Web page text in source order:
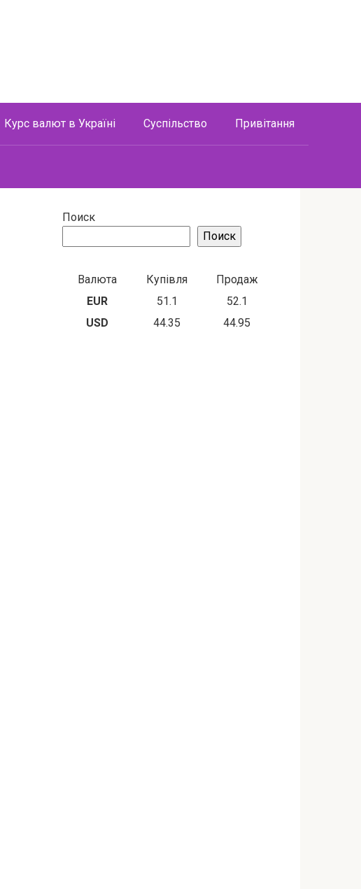
Курс валют в Україні Суспільство Привітання
Поиск
Поиск
Валюта Купівля
Продаж
EUR
51.1
52.1
USD
44.35 44.95